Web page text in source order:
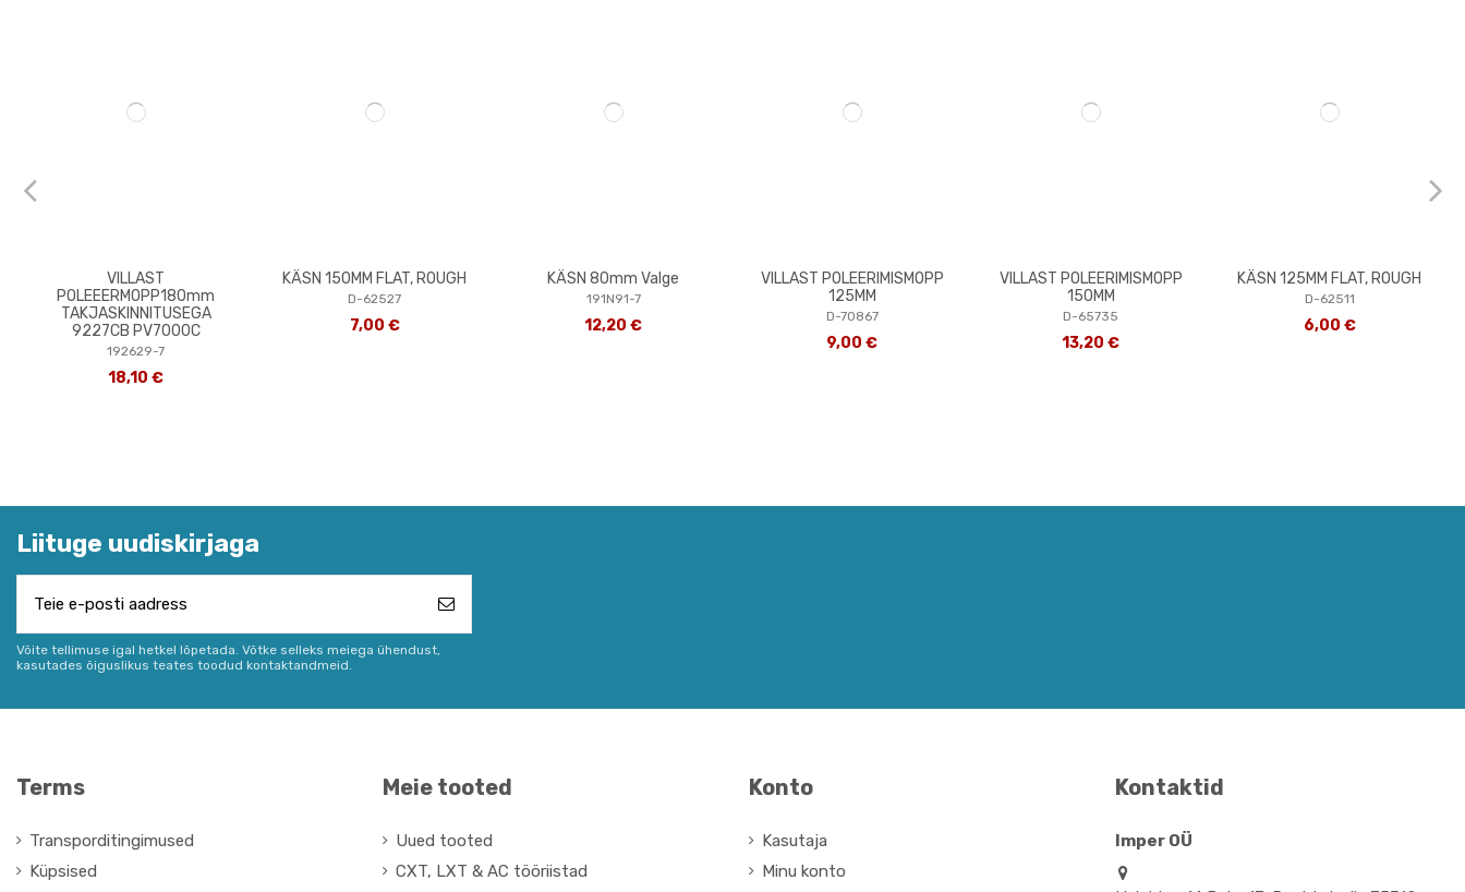
VILLAST
POLEEERMOPP180mm
TAKJASKINNITUSEGA
9227CB PV7000C
192629-7
18,10 €
KÄSN 150MM FLAT, ROUGH
D-62527
7,00 €
KÄSN 80mm Valge
191N91-7
12,20 €
VILLAST POLEERIMISMOPP
125MM
D-70867
9,00 €
VILLAST POLEERIMISMOPP
150MM
D-65735
13,20 €
KÄSN 125MM FLAT, ROUGH
D-62511
6,00 €
Liituge uudiskirjaga
Võite tellimuse igal hetkel lõpetada. Võtke selleks meiega ühendust,
kasutades õiguslikus teates toodud kontaktandmeid.
Terms
Transporditingimused
Küpsised
Meie tooted
Uued tooted
CXT, LXT & AC tööriistad
Konto
Kasutaja
Minu konto
Kontaktid
Imper OÜ